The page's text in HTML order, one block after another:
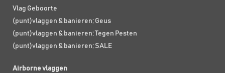
Vlag Geboorte
(punt)vlaggen & banieren; Geus
(punt)vlaggen & banieren; Tegen Pesten
(punt)vlaggen & banieren; SALE
Airborne vlaggen